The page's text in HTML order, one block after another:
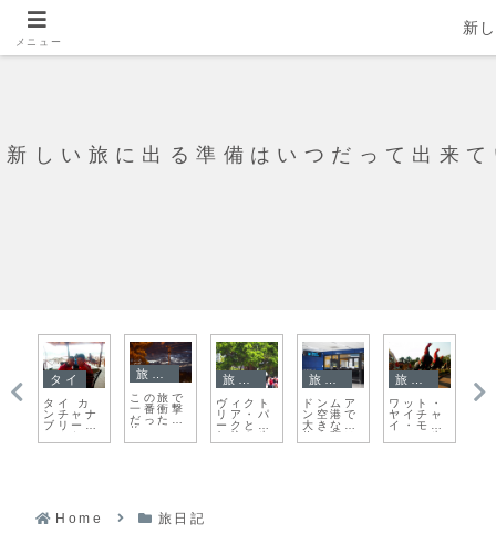
新しい旅に出る準備はいつだって出来
タイ
タイ カ
ンチャナ
ブリーは
こんなと
ころ
この旅で
一番衝撃
だった事
故
ヴィクト
リア・パ
ークと渣
甸坊を歩
く
ドンムア
ン空港で
大きな荷
物を預け
よう
ワット・
ヤイチャ
イ・モン
コンへ歩
いて行こ
ウ
Home 旅日記
メニュー
新